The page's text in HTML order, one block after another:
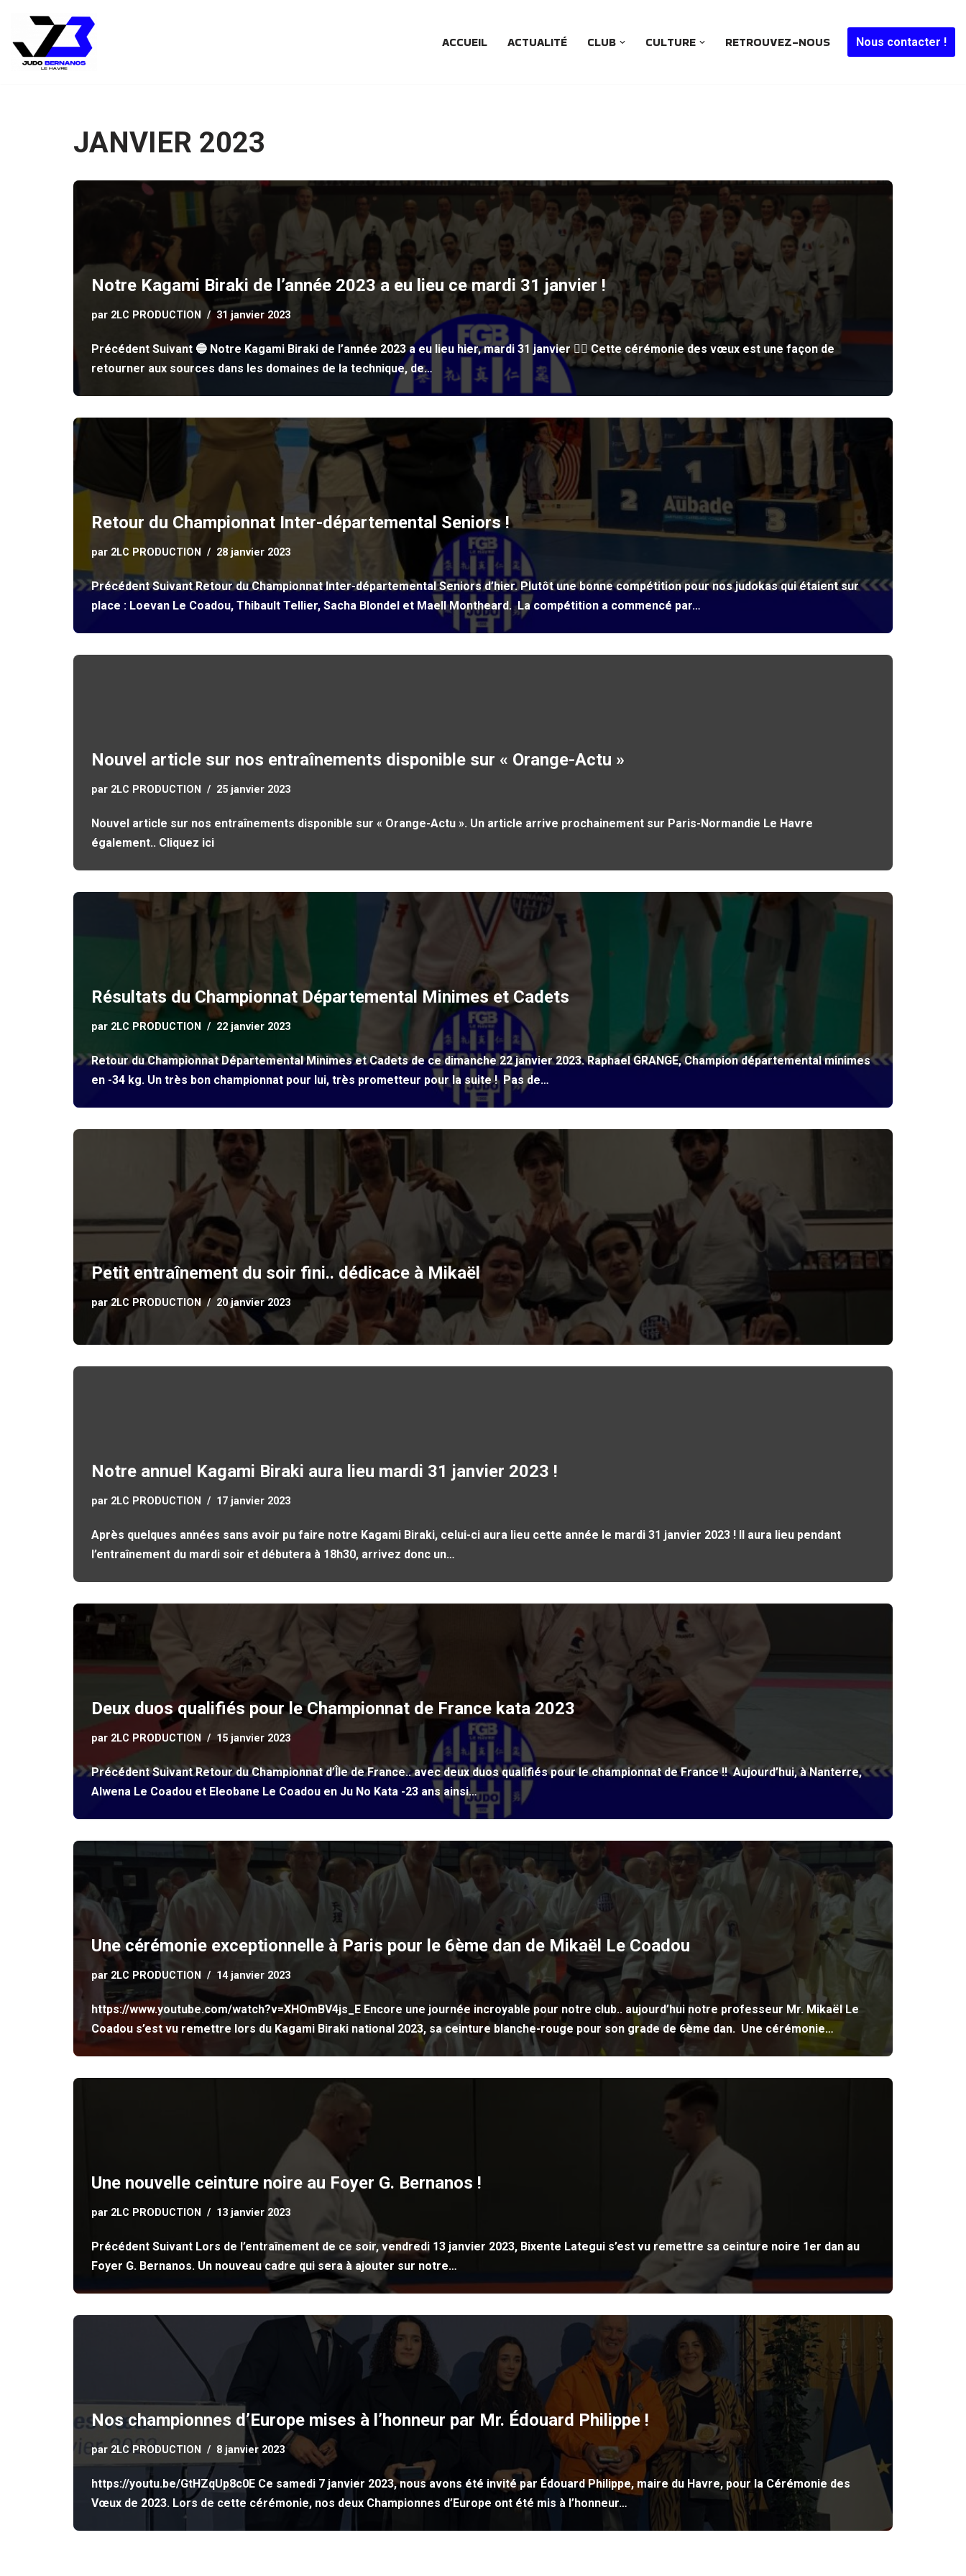
Aller
au
ACCUEIL ACTUALITÉ CLUB CULTURE RETROUVEZ-NOUS Nous contacter !
JANVIER 2023
Notre Kagami Biraki de l’année 2023 a eu lieu ce mardi 31 janvier !
par 2LC PRODUCTION 31 janvier 2023
Précédent Suivant 🔵 Notre Kagami Biraki de l’année 2023 a eu lieu hier, mardi 31 janvier ✍🏽 Cette cérémonie des vœux est une façon de
retourner aux sources dans les domaines de la technique, de…
Retour du Championnat Inter-départemental Seniors !
par 2LC PRODUCTION 28 janvier 2023
Précédent Suivant Retour du Championnat Inter-départemental Seniors d’hier. Plutôt une bonne compétition pour nos judokas qui étaient sur
place : Loevan Le Coadou, Thibault Tellier, Sacha Blondel et Maell Montheard. La compétition a commencé par…
Nouvel article sur nos entraînements disponible sur « Orange-Actu »
par 2LC PRODUCTION 25 janvier 2023
Nouvel article sur nos entraînements disponible sur « Orange-Actu ». Un article arrive prochainement sur Paris-Normandie Le Havre
également.. Cliquez ici
Résultats du Championnat Départemental Minimes et Cadets
par 2LC PRODUCTION 22 janvier 2023
Retour du Championnat Départemental Minimes et Cadets de ce dimanche 22 janvier 2023. Raphael GRANGE, Champion départemental minimes
en -34 kg. Un très bon championnat pour lui, très prometteur pour la suite ! Pas de…
Petit entraînement du soir fini.. dédicace à Mikaël
par2LC PRODUCTION 20 janvier 2023
Notre annuel Kagami Biraki aura lieu mardi 31 janvier 2023 !
par 2LC PRODUCTION 17 janvier 2023
Après quelques années sans avoir pu faire notre Kagami Biraki, celui-ci aura lieu cette année le mardi 31 janvier 2023 ! Il aura lieu pendant
l’entraînement du mardi soir et débutera à 18h30, arrivez donc un…
Deux duos qualifiés pour le Championnat de France kata 2023
par 2LC PRODUCTION 15 janvier 2023
Précédent Suivant Retour du Championnat d’Île de France.. avec deux duos qualifiés pour le championnat de France !! Aujourd’hui, à Nanterre,
Alwena Le Coadou et Eleobane Le Coadou en Ju No Kata -23 ans ainsi…
Une cérémonie exceptionnelle à Paris pour le 6ème dan de Mikaël Le Coadou
par 2LC PRODUCTION 14 janvier 2023
https://www.youtube.com/watch?v=XHOmBV4js_E Encore une journée incroyable pour notre club.. aujourd’hui notre professeur Mr. Mikaël Le
Coadou s’est vu remettre lors du Kagami Biraki national 2023, sa ceinture blanche-rouge pour son grade de 6ème dan. Une cérémonie…
Une nouvelle ceinture noire au Foyer G. Bernanos !
par 2LC PRODUCTION 13 janvier 2023
Précédent Suivant Lors de l’entraînement de ce soir, vendredi 13 janvier 2023, Bixente Lategui s’est vu remettre sa ceinture noire 1er dan au
Foyer G. Bernanos. Un nouveau cadre qui sera à ajouter sur notre…
Nos championnes d’Europe mises à l’honneur par Mr. Édouard Philippe !
par 2LC PRODUCTION 8 janvier 2023
https://youtu.be/GtHZqUp8c0E Ce samedi 7 janvier 2023, nous avons été invité par Édouard Philippe, maire du Havre, pour la Cérémonie des
Vœux de 2023. Lors de cette cérémonie, nos deux Championnes d’Europe ont été mis à l’honneur…